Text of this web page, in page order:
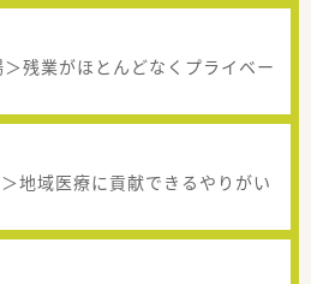
残業がほとんどなくプライベー
地域医療に貢献できるやりがい